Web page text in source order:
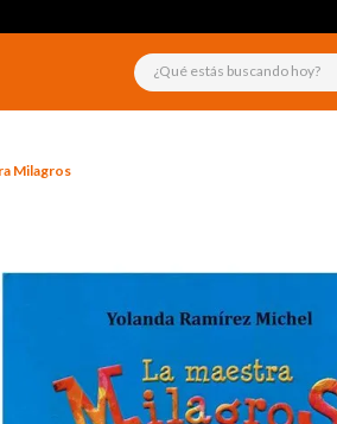
¿Qué estás buscando hoy?
Milagros